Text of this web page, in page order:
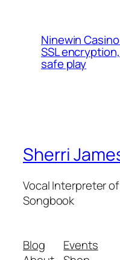
Ninewin
SSL
safe play
Sherri
Vocal Interpreter
Songbook
Blog
Events